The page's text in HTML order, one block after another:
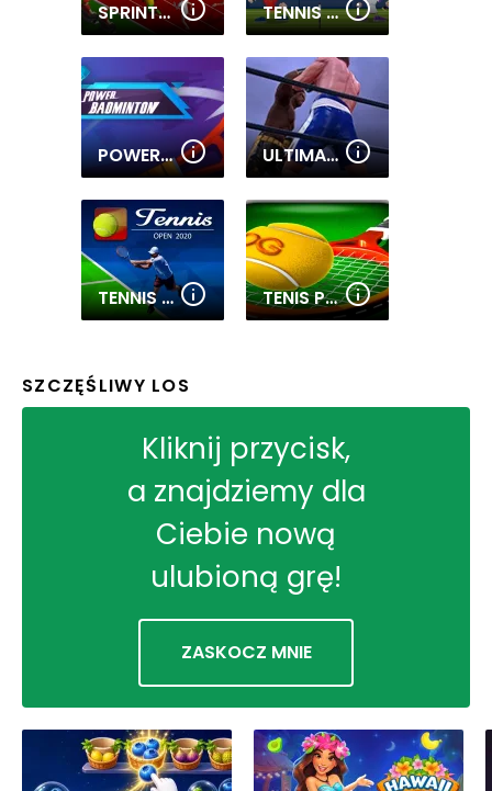
SPRINTER TENNIS MASTERS
POWER BADMINTON ULTIMATE BOXING GAME
TENNIS OPEN 2020 TENIS PRO 3D
SZCZĘŚLIWY LOS
Kliknij przycisk,
a znajdziemy dla
Ciebie nową
ulubioną grę!
ZASKOCZ MNIE